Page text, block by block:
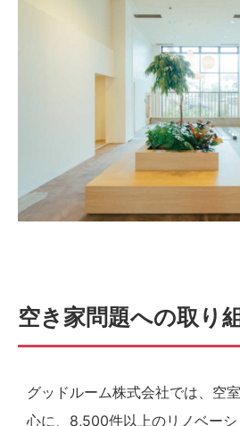
空き家問題への取り
グッドルーム株式会社では、空
心に、8,500件以上のリノベー